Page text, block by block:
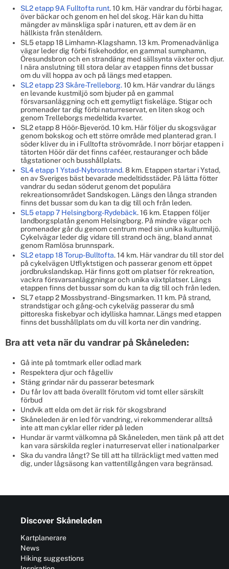
SL2 etapp 9A Fulltofta runt. 10 km. Här vandrar du förbi hagar,
över bäckar och genom en hel del skog. Här kan du hitta
mängder av mänskliga spår i naturen, ett av dem är en
hällkista från stenåldern.
SL5 etapp 18 Limhamn-Klagshamn.13 km. Promenadvänliga
vägar leder dig förbi fiskehoddor, en gammal sumphamn,
Öresundsbron och en strandäng med sällsynta växter och djur.
I nära anslutning till stora delar av etappen finns det bussar
om du vill hoppa av och på längs med etappen.
SL2 etapp 23 Skåre-Trelleborg.10 km. Här vandrar du längs
en levande kustmiljö som bjuder på en gammal
försvarsanläggning och ett gemytligt fiskeläge. Stigar och
promenader tar dig förbi naturreservat, en liten skog och
genom Trelleborgs medeltida kvarter.
SL2 etapp 8 Höör-Bjeveröd.10 km. Här följer du skogsvägar
genom bokskog och ett större område med planterad gran. I
söder kliver du in i Fulltofta strövområde. I norr börjar etappen i
tätorten Höör där det finns caféer, restauranger och både
tågstationer och busshållplats.
SL4 etapp 1 Ystad-Nybrostrand.8 km. Etappen startar i Ystad,
en av Sveriges bäst bevarade medeltidsstäder. På lätta fötter
vandrar du sedan söderut genom det populära
rekreationsområdet Sandskogen. Längs den långa stranden
finns det bussar som du kan ta dig till och från leden.
SL5 etapp 7 Helsingborg-Rydebäck. 16 km. Etappen följer
landborgsplatån genom Helsingborg. På mindre vägar och
promenader går du genom centrum med sin unika kulturmiljö.
Cykelvägar leder dig vidare till strand och äng, bland annat
genom Ramlösa brunnspark.
SL2 etapp 18 Torup-Bulltofta. 14 km. Här vandrar du till stor del
på cykelvägen Utflyktstigen och passerar genom ett öppet
jordbrukslandskap. Här finns gott om platser för rekreation,
vackra försvarsanläggningar och unika växtplatser. Längs
etappen finns det bussar som du kan ta dig till och från leden.
SL7 etapp 2 Mossbystrand - Bingsmarken. 11 km. På strand,
strandstigar och gång-och cykelväg passerar du små
pittoreska fiskebyar och idylliska hamnar. Längs med etappen
finns det busshållplats om du vill korta ner din vandring.
Bra att veta när du vandrar på Skåneleden:
Gå inte på tomtmark eller odlad mark
Respektera djur och fågelliv
Stäng grindar när du passerar betesmark
Du får lov att bada överallt förutom vid tomt eller särskilt
förbud
Undvik att elda om det är risk för skogsbrand
Skåneleden är en led för vandring, vi rekommenderar alltså
inte att man cyklar eller rider på leden
Hundar är varmt välkomna på Skåneleden, men tänk på att det
kan vara särskilda regler i naturreservat eller i nationalparker
Ska du vandra långt? Se till att ha tillräckligt med vatten med
dig, under lågsäsong kan vattentillgången vara begränsad.
Discover Skåneleden
Kartplanerare
News
Hiking suggestions